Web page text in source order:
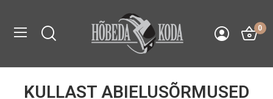
0
KULLAST ABIELUSÕRMUSED